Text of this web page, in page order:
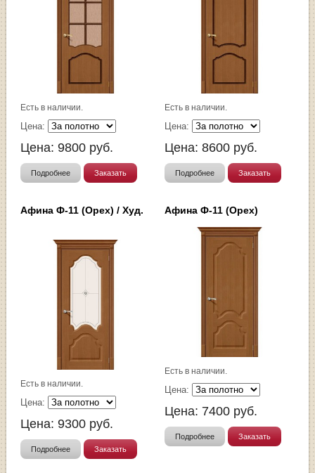
Есть в наличии.
Цена:
Цена:9800 руб.
Подробнее Заказать
Есть в наличии.
Цена:
Цена: 8600 руб.
Подробнее Заказать
Афина Ф-11 (Орех) / Худ.
Есть в наличии.
Цена:
Цена:9300 руб.
Подробнее Заказать
Афина Ф-11 (Орех)
Есть в наличии.
Цена:
Цена: 7400 руб.
Подробнее Заказать